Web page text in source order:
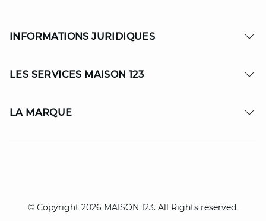
INFORMATIONS JURIDIQUES
LES SERVICES MAISON 123
LA MARQUE
© Copyright 2026 MAISON 123. All Rights reserved.